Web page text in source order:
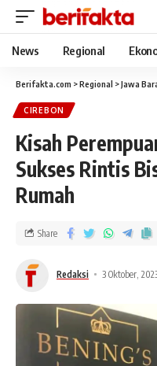
News Regional
Berifakta.com >Regional >Jawa
CIREBON
Kisah
Sukses Rintis
Rumah
Redaksi 3 Oktober,
Share